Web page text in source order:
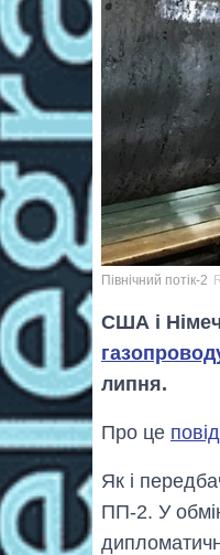
Північний потік-2
США і
липня.
Про це
Як і
ПП-2. У